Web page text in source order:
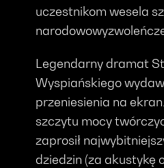
uczestnikom wesela
Legendarny dramat
Wyspiańskiego
przeniesienia na
szczytu mocy
zaprosił
dziedzin (za akustykę